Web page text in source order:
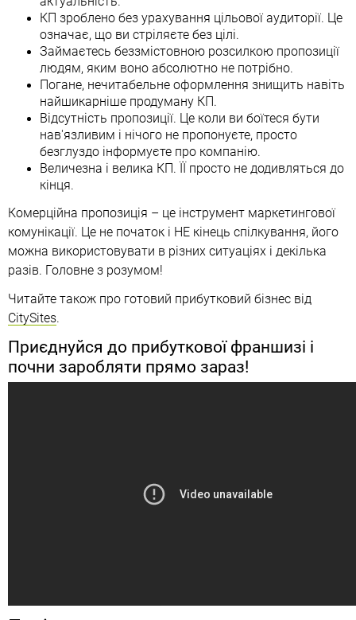
КП зроблено без урахування цільової аудиторії. Це
означає, що ви стріляєте без цілі.
Займаєтесь беззмістовною розсилкою пропозиції
людям, яким воно абсолютно не потрібно.
Погане, нечитабельне оформлення знищить навіть
найшикарніше продуману КП.
Відсутність пропозиції. Це коли ви боїтеся бути
нав'язливим і нічого не пропонуєте, просто
безглуздо інформуєте про компанію.
Величезна і велика КП. ЇЇ просто не додивляться до
кінця.
Комерційна пропозиція – це інструмент маркетингової
комунікації. Це не початок і НЕ кінець спілкування, його
можна використовувати в різних ситуаціях і декілька
разів. Головне з розумом!
Читайте також про готовий прибутковий бізнес від
CitySites.
Приєднуйся до прибуткової франшизі і
почни заробляти прямо зараз!